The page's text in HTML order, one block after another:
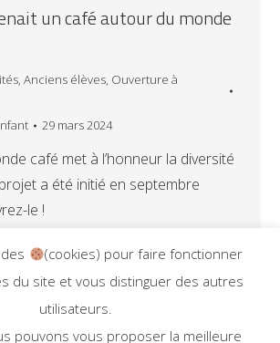
un café autour du monde
, Anciens élèves, Ouverture à
29 mars 2024
café met à l’honneur la diversité
a été initié en septembre
le !
1 2
(cookies) pour faire fonctionner
du site et vous distinguer des autres
utilisateurs.
pouvons vous proposer la meilleure